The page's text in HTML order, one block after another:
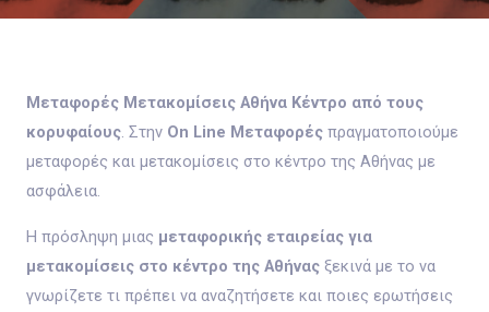
Μεταφορές Μετακομίσεις Αθήνα Κέντρο από τους
κορυφαίους. Στην On Line Μεταφορές πραγματοποιούμε
μεταφορές και μετακομίσεις στο κέντρο της Αθήνας με
ασφάλεια.
Η πρόσληψη μιας μεταφορικής εταιρείας για
μετακομίσεις στο κέντρο της Αθήνας ξεκινά με το να
γνωρίζετε τι πρέπει να αναζητήσετε και ποιες ερωτήσεις